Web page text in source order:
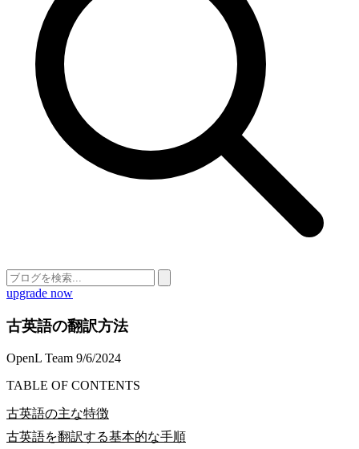
upgrade now
古英語の翻訳方法
OpenL Team 9/6/2024
TABLE OF CONTENTS
古英語の主な特徴
古英語を翻訳する基本的な手順